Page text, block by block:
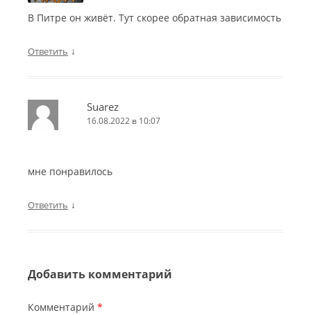
В Питре он живёт. Тут скорее обратная зависимость
Ответить ↓
Suarez
16.08.2022 в 10:07
мне понравилось
Ответить ↓
Добавить комментарий
Комментарий *